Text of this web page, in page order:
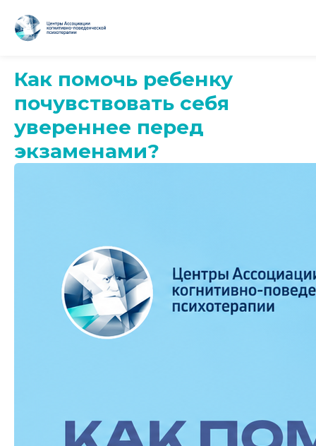
Как помочь ребенку
почувствовать себя
увереннее перед
экзаменами?